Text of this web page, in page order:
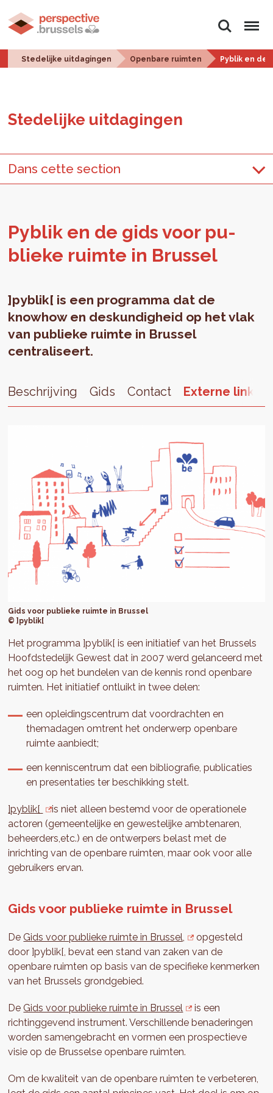
Zoeken Menu
Stedelijke uitdagingen Openbare ruimten Pyblik en de
Ste­de­lij­ke uit­da­gin­gen
Dans cette section
Py­blik en de gids voor pu­
blie­ke ruim­te in Brus­sel
]pyblik[ is een programma dat de
knowhow en deskundigheid op het vlak
van publieke ruimte in Brussel
centraliseert.
Beschrijving Gids Contact Externe links
Gids voor publieke ruimte in Brussel
© ]pyblik[
Het programma ]pyblik[ is een initiatief van het Brussels
Hoofdstedelijk Gewest dat in 2007 werd gelanceerd met
het oog op het bundelen van de kennis rond openbare
ruimten. Het initiatief ontluikt in twee delen:
een opleidingscentrum dat voordrachten en
themadagen omtrent het onderwerp openbare
ruimte aanbiedt;
een kenniscentrum dat een bibliografie, publicaties
en presentaties ter beschikking stelt.
]pyblik[
is niet alleen bestemd voor de operationele
actoren (gemeentelijke en gewestelijke ambtenaren,
beheerders,etc.) en de ontwerpers belast met de
inrichting van de openbare ruimten, maar ook voor alle
gebruikers ervan.
Gids voor publieke ruimte in Brussel
De Gids voor publieke ruimte in Brussel,
opgesteld
door ]pyblik[, bevat een stand van zaken van de
openbare ruimten op basis van de specifieke kenmerken
van het Brussels grondgebied.
De Gids voor publieke ruimte in Brussel
is een
richtinggevend instrument. Verschillende benaderingen
worden samengebracht en vormen een prospectieve
visie op de Brusselse openbare ruimten.
Om de kwaliteit van de openbare ruimten te verbeteren,